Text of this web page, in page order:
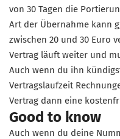
von 30 Tagen die
Art der Übernahme kann
zwischen 20 und 30 Euro
Vertrag läuft weiter und
Auch wenn du ihn
Vertragslaufzeit
Vertrag dann eine
Good to know
Auch wenn du deine